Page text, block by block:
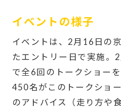
イベントの様子
イベントは、2月16日の
たエントリー日で実施。
で全6回のトークショー
450名がこのトークショ
のアドバイス（走り方や